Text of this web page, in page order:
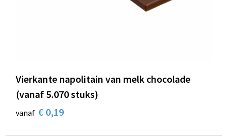
Vierkante napolitain van melk chocolade
(vanaf 5.070 stuks)
vanaf € 0,19